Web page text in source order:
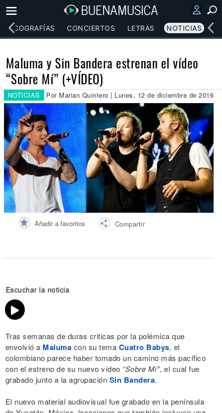
DISCOGRAFÍAS CONCIERTOS LETRAS NOTICIAS
Maluma y Sin Bandera estrenan el vídeo
“Sobre Mí” (+VÍDEO)
NOTICIAS Por Marian Quintero | Lunes, 12 de diciembre de 2016
Añadir a favoritos Compartir
Escuchar la noticia
Tras semanas de duras criticas por la polémica que
envolvió a Maluma con su tema Cuatro Babys, el
colombiano parece haber tomado un camino más pacífico
con el estreno de su nuevo vídeo “Sobre Mí”, el cual fue
grabado junto a la agrupación Sin Bandera.
El nuevo material audiovisual fue grabado en la península